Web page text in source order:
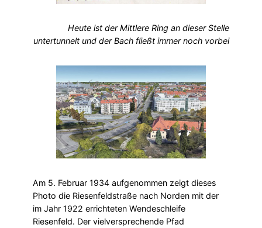
Heute ist der Mittlere Ring an dieser Stelle
untertunnelt und der Bach fließt immer noch vorbei
Am 5. Februar 1934 aufgenommen zeigt dieses
Photo die Riesenfeldstraße nach Norden mit der
im Jahr 1922 errichteten Wendeschleife
Riesenfeld. Der vielversprechende Pfad